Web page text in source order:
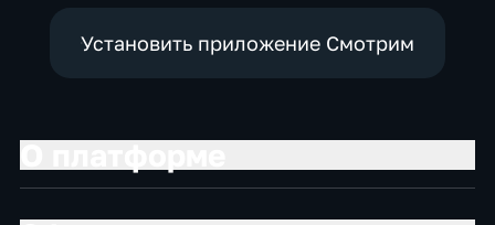
Установить приложение Смотрим